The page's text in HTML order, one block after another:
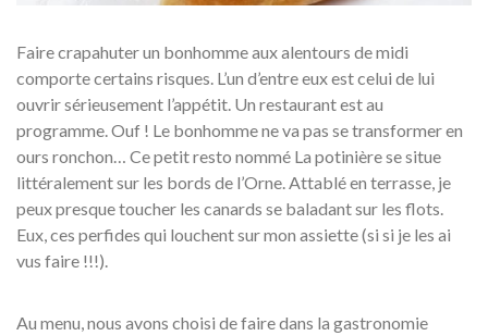
Faire crapahuter un bonhomme aux alentours de midi
comporte certains risques. L’un d’entre eux est celui de lui
ouvrir sérieusement l’appétit. Un restaurant est au
programme. Ouf ! Le bonhomme ne va pas se transformer en
ours ronchon… Ce petit resto nommé La potinière se situe
littéralement sur les bords de l’Orne. Attablé en terrasse, je
peux presque toucher les canards se baladant sur les flots.
Eux, ces perfides qui louchent sur mon assiette (si si je les ai
vus faire !!!).
Au menu, nous avons choisi de faire dans la gastronomie